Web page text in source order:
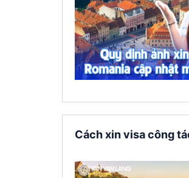
Cách xin visa công